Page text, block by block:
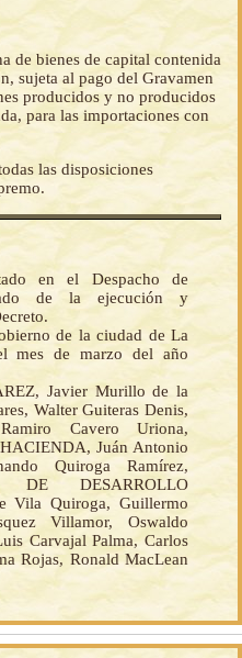
de bienes de capital contenida
sujeta al pago del Gravamen
producidos y no producidos
para las importaciones con
las disposiciones
en el Despacho de
de la ejecución y
de la ciudad de La
mes de marzo del año
Javier Murillo de la
Walter Guiteras Denis,
Cavero Uriona,
Juán Antonio
Quiroga Ramírez,
DE DESARROLLO
Vila Quiroga, Guillermo
Villamor, Oswaldo
Carvajal Palma, Carlos
Rojas, Ronald MacLean